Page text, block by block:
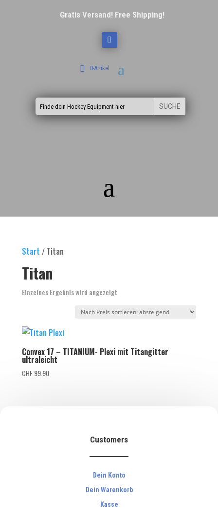
Gratis Versand! Free Shipping!
0-Artikel
Start / Titan
Titan
Einzelnes Ergebnis wird angezeigt
Convex 17 – TITANIUM- Plexi mit Titangitter
ultraleicht
CHF99.90
Customers
Dein Konto
Dein Warenkorb
Kasse